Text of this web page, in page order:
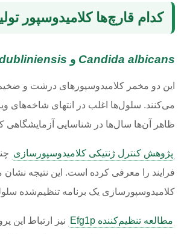
کدام قارچ‌ها کلامیدوسپور
Candida albicans و
این دو مخمر کلامیدوسپورهای درشت و
می‌کنند. سلول‌ها اغلب در انتهای شاخه‌های
ظاهر آن‌ها سال‌ها در شناسایی آزمایشگاهی
پژوهش کنترل ژنتیکی کلامیدوسپورسازی
فرایند را معرفی کرده است. این نتیجه نشان
کلامیدوسپورسازی یک برنامه تنظیم‌شده
مطالعه تنظیم‌کننده Efg1p
نیز ارتباط این